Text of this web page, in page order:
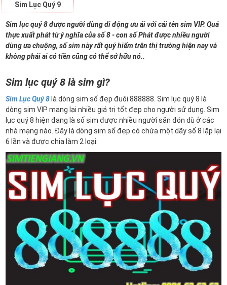
Sim Lục Quý 9
Sim lục quý 8 được người dùng di động ưu ái với cái tên sim VIP. Quả
thực xuất phát từ ý nghĩa của số 8 - con số Phát được nhiều người
dùng ưa chuộng, số sim này rất quý hiếm trên thị trường hiện nay và
không phải ai có tiền cũng có thể sở hữu nó..
Sim lục quý 8 là sim gì?
Sim Lục Quý 8 là dòng sim số đẹp đuôi 888888. Sim lục quý 8 là
dòng sim VIP mang lại nhiều giá trị tốt đẹp cho người sử dụng. Sim
lục quý 8 hiện đang là số sim được nhiều người săn đón dù ở các
nhà mạng nào. Đây là dòng sim số đẹp có chứa một dãy số 8 lặp lại
6 lần và được chia làm 2 loại: